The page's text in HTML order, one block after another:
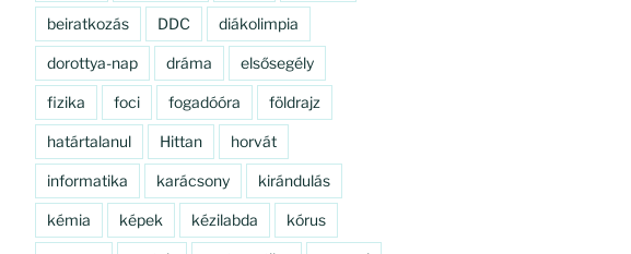
beiratkozás DDC diákolimpia
dorottya-nap dráma elsősegély
fizika foci fogadóóra földrajz
határtalanul Hittan horvát
informatika karácsony kirándulás
kémia képek kézilabda kórus